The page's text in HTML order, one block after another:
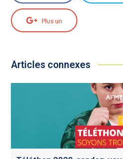
Plus un
Articles connexes